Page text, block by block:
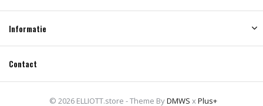
Informatie
Contact
© 2026 ELLIOTT.store - Theme ByDMWS xPlus+